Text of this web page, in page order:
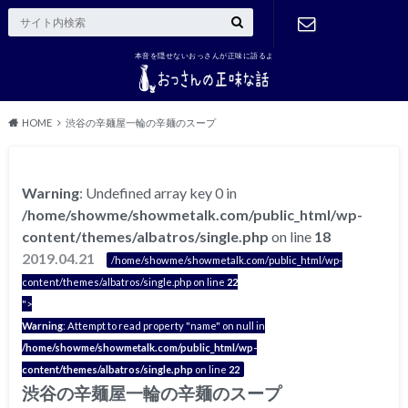
本音を隠せないおっさんが正味に語るよ
HOME 渋谷の辛麺屋一輪の辛麺のスープ
Warning: Undefined array key 0 in
/home/showme/showmetalk.com/public_html/wp-
content/themes/albatros/single.php on line 18
2019.04.21
/home/showme/showmetalk.com/public_html/wp-
content/themes/albatros/single.php on line 22
">
Warning: Attempt to read property "name" on null in
/home/showme/showmetalk.com/public_html/wp-
content/themes/albatros/single.php on line 22
渋谷の辛麺屋一輪の辛麺のスープ